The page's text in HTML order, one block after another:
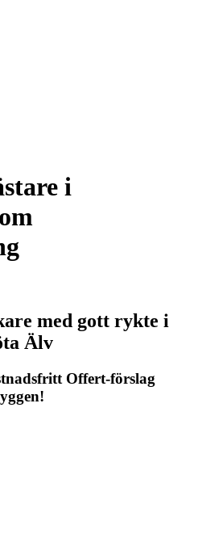
i
med gott rykte i
Älv
Offert-förslag